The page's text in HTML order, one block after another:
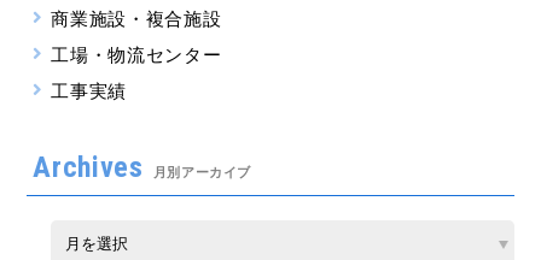
商業施設・複合施設
工場・物流センター
工事実績
Archives 月別アーカイブ